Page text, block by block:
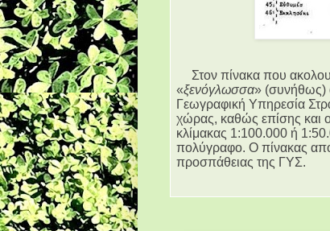
Στον πίνακα που
«ξενόγλωσσα» (συνήθως)
Γεωγραφική Υπηρεσία
χώρας, καθώς επίσης και
κλίμακας 1:100.000 ή
πολύγραφο. Ο πίνακας
προσπάθειας της ΓΥΣ.